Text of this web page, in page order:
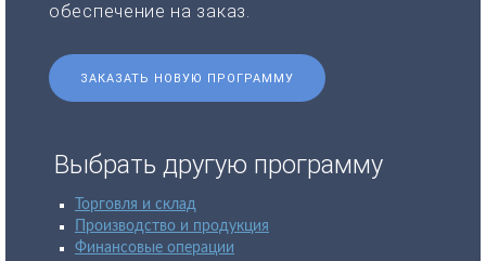
обеспечение на заказ.
ЗАКАЗАТЬ НОВУЮ ПРОГРАММУ
Выбрать другую программу
Торговля и склад
Производство и продукция
Финансовые операции